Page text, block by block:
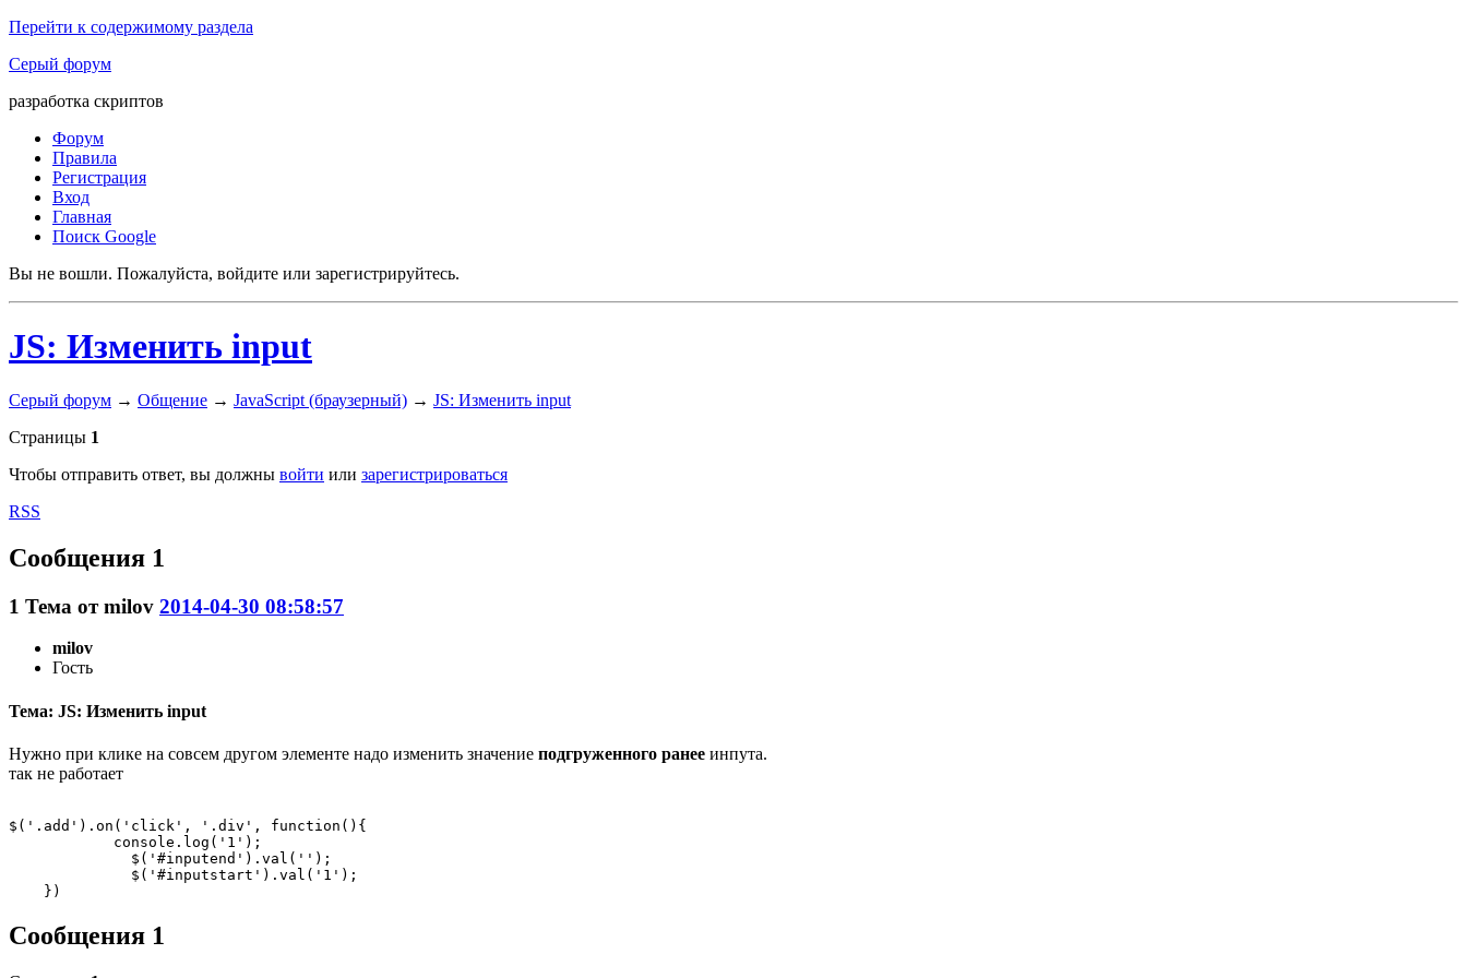
Перейти к содержимому раздела
Серый форум
разработка скриптов
Форум
Правила
Регистрация
Вход
Главная
Поиск Google
Вы не вошли. Пожалуйста, войдите или зарегистрируйтесь.
JS: Изменить input
Серый форум → Общение → JavaScript (браузерный) → JS: Изменить input
Страницы 1
Чтобы отправить ответ, вы должны войти или зарегистрироваться
RSS
Сообщения 1
1 Тема отmilov 2014-04-30 08:58:57
milov
Гость
Тема: JS: Изменить input
Нужно при клике на совсем другом элементе надо изменить значение подгруженного ранее инпута.
так не работает
$('.add').on('click', '.div', function(){
            console.log('1');
              $('#inputend').val('');
              $('#inputstart').val('1');
Сообщения 1